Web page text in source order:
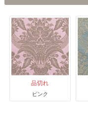
品切れ
ピンク